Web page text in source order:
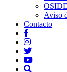
Aviso
Contacto